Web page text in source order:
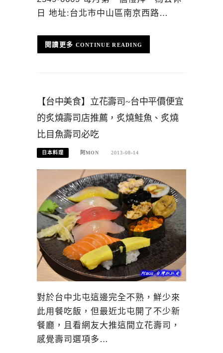
日 地址:台北市中山區南京西路…
CONTINUE READING
【台中美食】立花壽司~台中平價便宜
的炙燒壽司店推薦，炙燒鮭魚、炙燒
比目魚壽司必吃
日本料理 阿MON 2013-08-14
對於台中北屯這邊完全不熟，鮮少來
此用餐吃飯，但最近北屯開了不少新
餐廳，且看網友大推這間立花壽司，
感覺壽司選項多…